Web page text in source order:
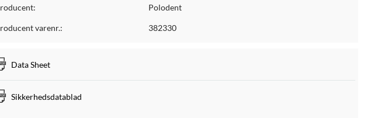
Polodent
varenr.: 382330
Data Sheet
Sikkerhedsdatablad